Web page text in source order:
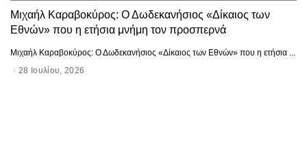
Μιχαήλ Καραβοκύρος: Ο Δωδεκανήσιος «Δίκαιος των
Εθνών» που η ετήσια μνήμη τον προσπερνά
Μιχαήλ Καραβοκύρος: Ο Δωδεκανήσιος «Δίκαιος των Εθνών» που η ετήσια
28 Ιουλίου, 2026